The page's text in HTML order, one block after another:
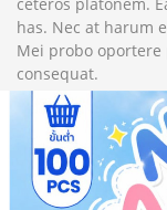
has. Nec at harum
Mei probo
consequat.